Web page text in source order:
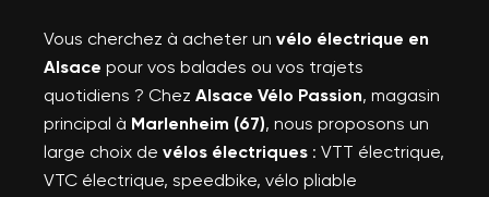
add_circle_outline Créer une nouvelle liste
Annuler
Créer une liste d'envies
((cancelText))
((modalDeleteText))
Annuler
Connexion
Vous cherchez à acheter un vélo électrique en
Alsace pour vos balades ou vos trajets
quotidiens ? Chez Alsace Vélo Passion, magasin
principal à Marlenheim (67), nous proposons un
large choix de vélos électriques : VTT électrique,
VTC électrique, speedbike, vélo pliable